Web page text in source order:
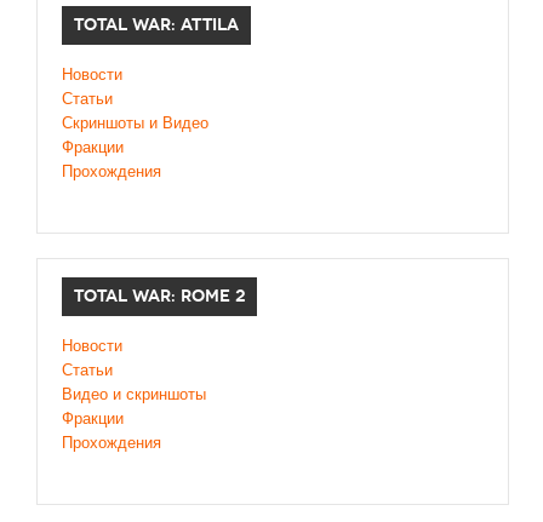
TOTAL WAR: ATTILA
Новости
Статьи
Скриншоты и Видео
Фракции
Прохождения
TOTAL WAR: ROME 2
Новости
Статьи
Видео и скриншоты
Фракции
Прохождения